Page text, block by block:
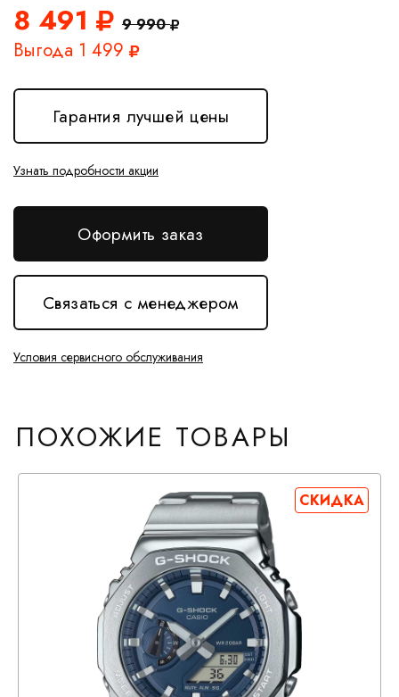
8 491 9 990
Выгода 1 499
Гарантия лучшей цены
Узнать подробности акции
Оформить заказ
Связаться с менеджером
Условия сервисного обслуживания
ПОХОЖИЕ ТОВАРЫ
СКИДКА